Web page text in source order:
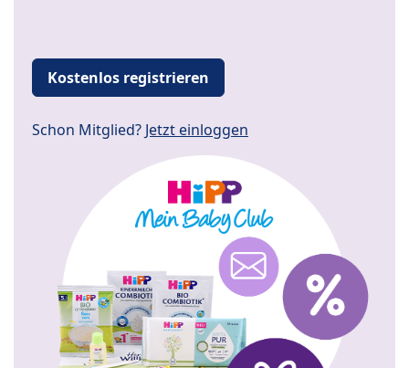
Kostenlos registrieren
Schon Mitglied? Jetzt einloggen